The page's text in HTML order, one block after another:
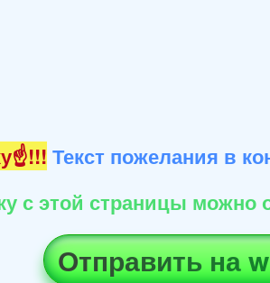
Текст пожелания в
с этой страницы можно
Отправить на